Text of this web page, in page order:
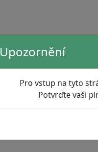
Upozornění
Pro vstup na tyto
Potvrďte vaši